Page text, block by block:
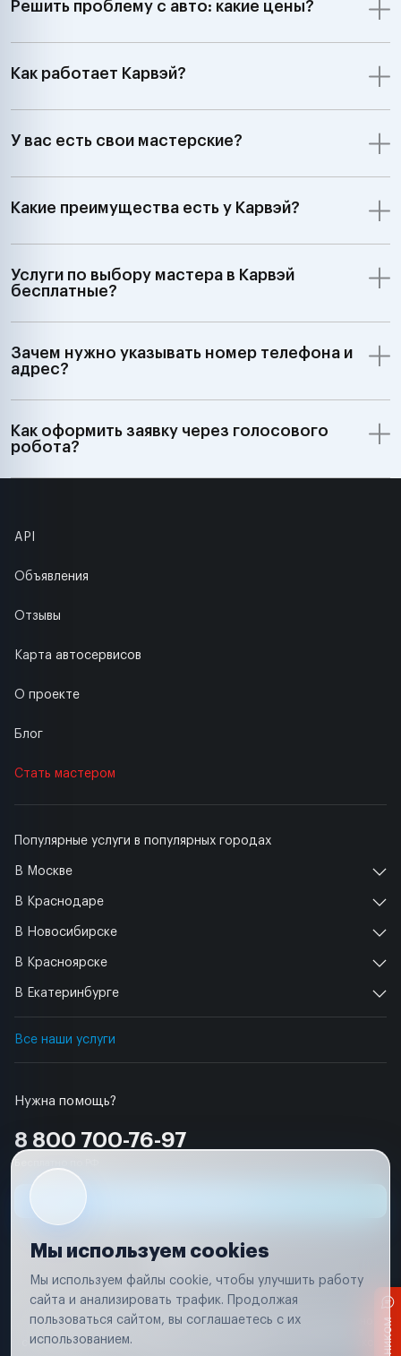
Решить проблему с авто: какие цены?
Как работает Карвэй?
У вас есть свои мастерские?
Какие преимущества есть у Карвэй?
Услуги по выбору мастера в Карвэй
бесплатные?
Зачем нужно указывать номер телефона и
адрес?
Как оформить заявку через голосового
робота?
Нужна помощь?
8 800 700-76-97
Популярные услуги в популярных городах
В Москве
В Краснодаре
В Новосибирске
В Красноярске
В Екатеринбурге
Все наши услуги
API
Объявления
Отзывы
Карта автосервисов
О проекте
Блог
Стать мастером
Условия использования
Вся информация, представленная на сайте, носит исключительно
соответствии с положениями статьи 437 (п. 2) Гражданского кодекса
Мы используем cookies
Мы используем файлы cookie, чтобы улучшить работу
сайта и анализировать трафик. Продолжая
пользоваться сайтом, вы соглашаетесь с их
использованием.